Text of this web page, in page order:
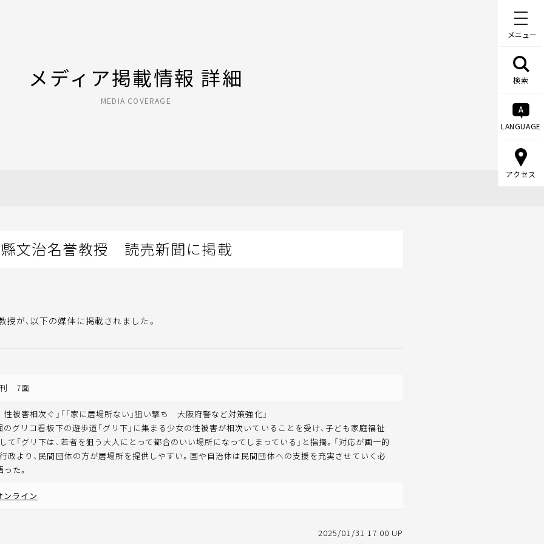
メニュー
検索
LANGUAGE
アクセス
メディア掲載情報 詳細
MEDIA COVERAGE
縣文治名誉教授 読売新聞に掲載
授が、以下の媒体に掲載されました。
7面
被害相次ぐ」「「家に居場所ない」狙い撃ち 大阪府警など対策強化」
グリコ看板下の遊歩道「グリ下」に集まる少女の性被害が相次いていることを受け、子ども家庭福祉
て「グリ下は、若者を狙う大人にとって都合のいい場所になってしまっている」と指摘。「対応が画一的
政より、民間団体の方が居場所を提供しやすい。国や自治体は民間団体への支援を充実させていく必
た。
ンライン
2025/01/31 17:00 UP